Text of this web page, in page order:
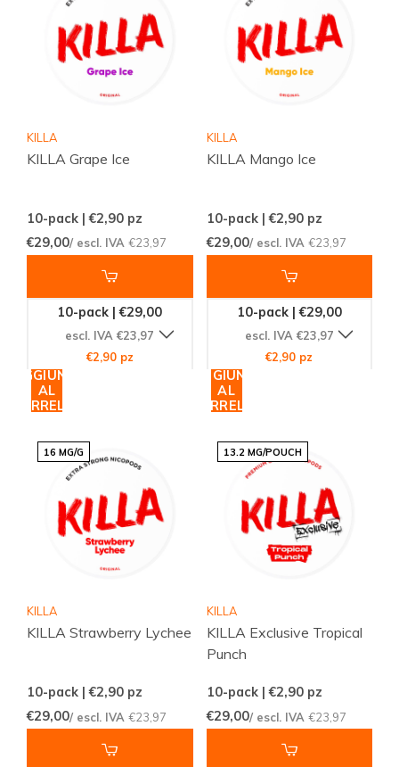
KILLA
KILLA Grape Ice
10-pack | €2,90 pz
€29,00/ escl. IVA €23,97
10-pack | €29,00
escl. IVA €23,97
€2,90 pz
AGGIUNGI
AL
CARRELLO
KILLA
KILLA Mango Ice
10-pack | €2,90pz
€29,00/ escl. IVA €23,97
10-pack | €29,00
escl. IVA €23,97
€2,90 pz
AGGIUNGI
AL
CARRELLO
16 MG/G
KILLA
KILLA Strawberry Lychee
10-pack | €2,90 pz
€29,00/ escl. IVA €23,97
13.2 MG/POUCH
KILLA
KILLA Exclusive Tropical
Punch
10-pack | €2,90pz
€29,00/ escl. IVA €23,97